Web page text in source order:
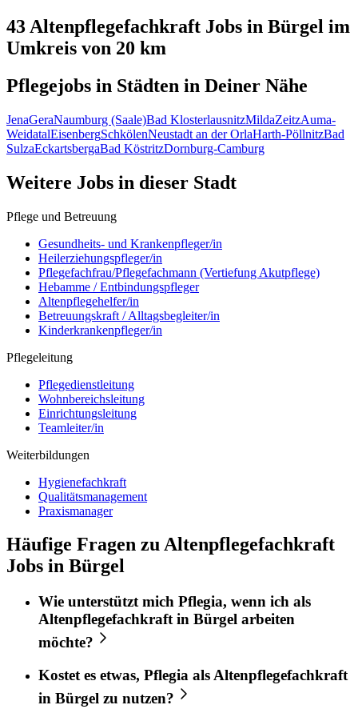
43 Altenpflegefachkraft Jobs in Bürgel im
Umkreis von 20 km
Pflegejobs in Städten in Deiner Nähe
JenaGeraNaumburg (Saale)Bad KlosterlausnitzMildaZeitzAuma-
WeidatalEisenbergSchkölenNeustadt an der OrlaHarth-PöllnitzBad
SulzaEckartsbergaBad KöstritzDornburg-Camburg
Weitere Jobs in dieser Stadt
Pflege und Betreuung
Gesundheits- und Krankenpfleger/in
Heilerziehungspfleger/in
Pflegefachfrau/Pflegefachmann (Vertiefung Akutpflege)
Hebamme / Entbindungspfleger
Altenpflegehelfer/in
Betreuungskraft / Alltagsbegleiter/in
Kinderkrankenpfleger/in
Pflegeleitung
Pflegedienstleitung
Wohnbereichsleitung
Einrichtungsleitung
Teamleiter/in
Weiterbildungen
Hygienefachkraft
Qualitätsmanagement
Praxismanager
Häufige Fragen zu Altenpflegefachkraft
Jobs in Bürgel
Wie unterstützt mich Pflegia, wenn ich als
Altenpflegefachkraftin Bürgel arbeiten
möchte?
Kostet es etwas, Pflegia als Altenpflegefachkraft
in Bürgel zu nutzen?